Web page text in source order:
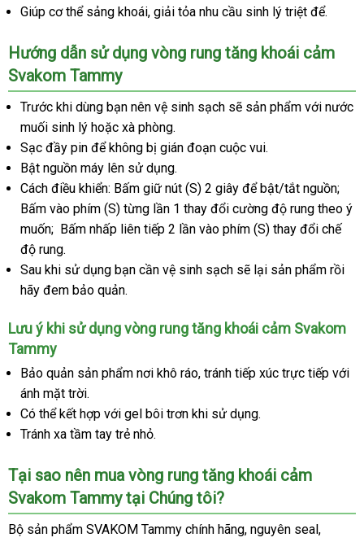
mua
Giúp cơ thể sảng khoáinơi
, giải tỏa nhu cầu sinh lý triệt để.
Hướng dẫn sử dụng vòng rung tăng khoái cảm
Svakom Tammy
Trước khi dùng bạn nên vệ sinh sạch nhanh
sẽ sản phẩm phụ
với nước
muối sinh lý giá
rẻ
hoặc xà phòng.
Sạc đầy pin sản
xuất
để không bị gián đoạn cuộc vui.
Bật nguồn máy lên sử dụng.
Cách điều khiển: Bấm giữ nút (S) 2 giây Trung
Quốc
để bật/tắt nguồn;
Bấm vào phím (S) từng lần 1 thay đổi cường độ rung theo ý
muốn; Bấm nhấp liên tiếp 2 lần vào phím (S) thay đổi chế
độ rung.
Sau khi sử dụng bạn cần vệ sinh sạch thương
sẽ lại sản phẩm rồi
hãy đem bảo quản.
Lưu ý khi sử dụng vòng rung tăng khoái cảm Svakom
Tammy
Bảo quản sản phẩm nơi khô ráoPháp
, tránh tiếp xúc trực tiếp giá
với
ánh mặt trời.
Có thể kết hợp đăng
ký
với gel bôi trơn khi sử dụng.
Tránh xa tầm tay trẻ nhỏ.
Tại sao nên mua vòng rung tăng khoái cảm
Svakom Tammy tại Chúng tôi?
Bộ sản phẩm SVAKOM Tammy chính hãngthông
, nguyên sealrẻ,